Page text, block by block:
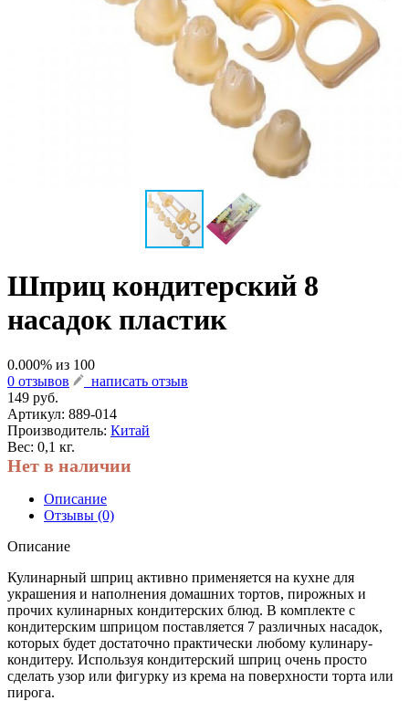
Шприц кондитерский 8
насадок пластик
0.000% из 100
0 отзывов
написать отзыв
149 руб.
Артикул: 889-014
Производитель: Китай
Вес: 0,1 кг.
Нет в наличии
Описание
Отзывы (0)
Описание
Кулинарный шприц активно применяется на кухне для
украшения и наполнения домашних тортов, пирожных и
прочих кулинарных кондитерских блюд. В комплекте с
кондитерским шприцом поставляется 7 различных насадок,
которых будет достаточно практически любому кулинару-
кондитеру. Используя кондитерский шприц очень просто
сделать узор или фигурку из крема на поверхности торта или
пирога.